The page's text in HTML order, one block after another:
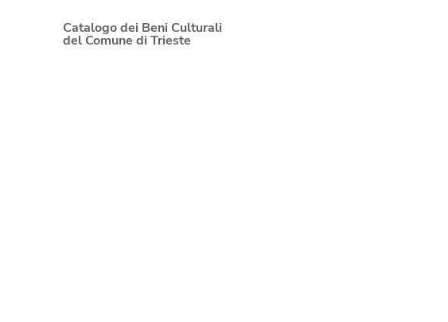
Catalogo dei Beni Culturali
del Comune di Trieste